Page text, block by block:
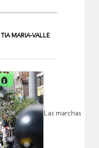
TIA MARIA-VALLE
Las marchas